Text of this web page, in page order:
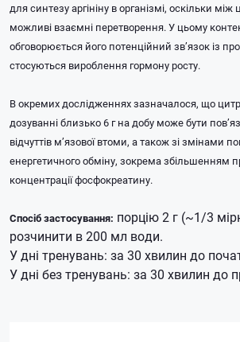
для синтезу аргініну в організмі, оскільки
можливі взаємні перетворення. У цьому
обговорюється його потенційний зв’язок із
стосуються вироблення гормону росту.
В окремих дослідженнях зазначалося, що
дозуванні близько 6 г на добу може бути
відчуттів м’язової втоми, а також зі змінами
енергетичного обміну, зокрема збільшенням
концентрації фосфокреатину.
Спосіб застосування: порцію 2 г (~1/3
розчинити в 200 мл води.
У дні тренувань: за 30 хвилин до
У дні без тренувань: за 30 хвилин до